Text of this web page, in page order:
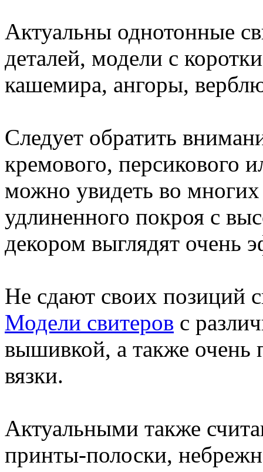
Актуальны однотонные
деталей, модели с
кашемира, ангоры,
Следует обратить
кремового, персикового
можно увидеть во
удлиненного покроя с
декором выглядят очень
Не сдают своих позиций
Модели свитеров с
вышивкой, а также очень
вязки.
Актуальными также
принты-полоски,